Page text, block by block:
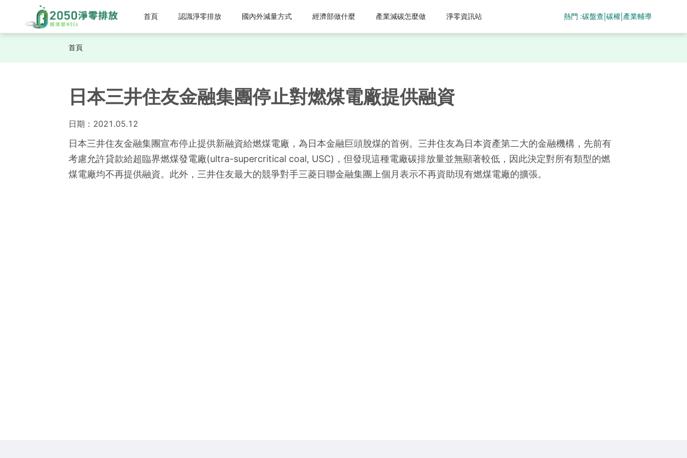
首頁 認識淨零排放 國內外減量方式 經濟部做什麼 產業減碳怎麼做 淨零資訊站 熱門 :碳盤查 |碳權 產業輔導
首頁
日本三井住友金融集團停止對燃煤電廠提供融資
日期： 2021.05.12
日本三井住友金融集團宣布停止提供新融資給燃煤電廠，為日本金融巨頭脫煤的首例。三井住友為日本資產第二大的金融機構，先前有
考慮允許貸款給超臨界燃煤發電廠(ultra-supercritical coal, USC)，但發現這種電廠碳排放量並無顯著較低，因此決定對所有類型的燃
煤電廠均不再提供融資。此外，三井住友最大的競爭對手三菱日聯金融集團上個月表示不再資助現有燃煤電廠的擴張。